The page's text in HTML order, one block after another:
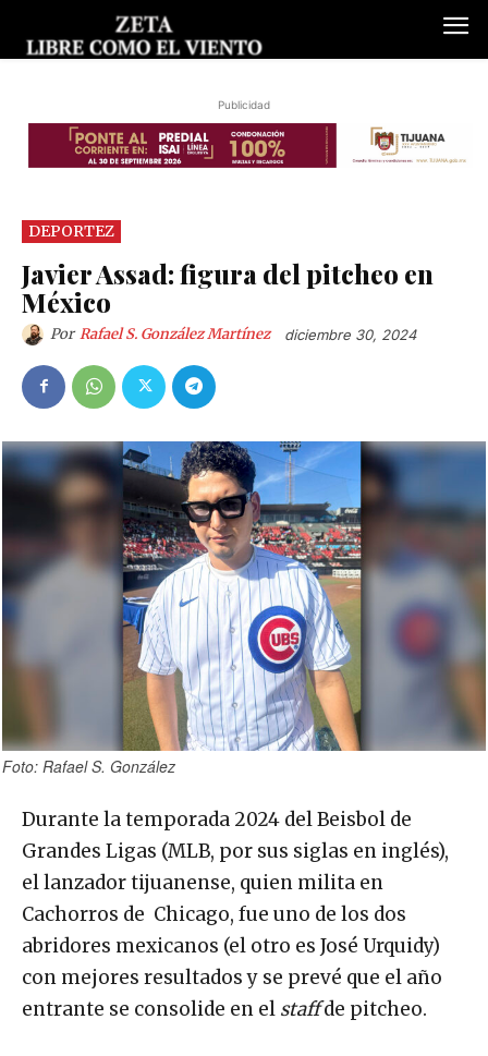
Publicidad
DEPORTEZ
Javier Assad: figura del pitcheo en
México
Por Rafael S. González Martínez diciembre 30, 2024
Foto: Rafael S. González
Durante la temporada 2024 del Beisbol de
Grandes Ligas (MLB, por sus siglas en inglés),
el lanzador tijuanense, quien milita en
Cachorros de Chicago, fue uno de los dos
abridores mexicanos (el otro es José Urquidy)
con mejores resultados y se prevé que el año
entrante se consolide en el staffde pitcheo.